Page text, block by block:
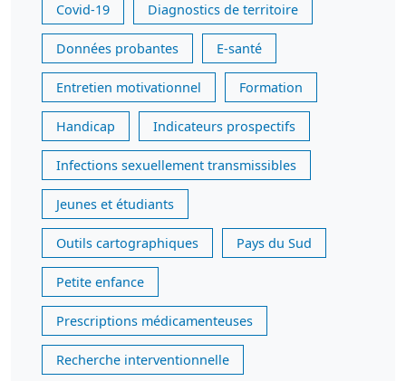
Covid-19 Diagnostics de territoire
Données probantes E-santé
Entretien motivationnel Formation
Handicap Indicateurs prospectifs
Infections sexuellement transmissibles
Jeunes et étudiants
Outils cartographiques Pays du Sud
Petite enfance
Prescriptions médicamenteuses
Recherche interventionnelle